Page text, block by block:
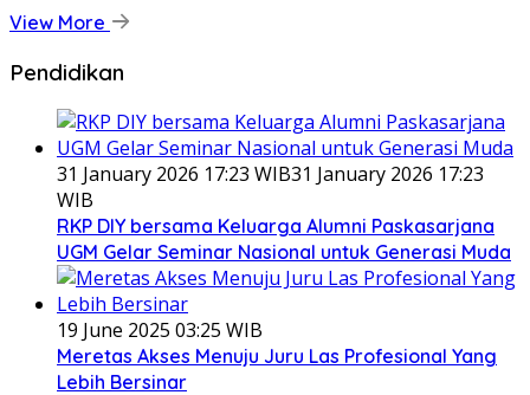
View More
Pendidikan
31 January 2026 17:23 WIB31 January 2026 17:23
WIB
RKP DIY bersama Keluarga Alumni Paskasarjana
UGM Gelar Seminar Nasional untuk Generasi Muda
19 June 2025 03:25 WIB
Meretas Akses Menuju Juru Las Profesional Yang
Lebih Bersinar